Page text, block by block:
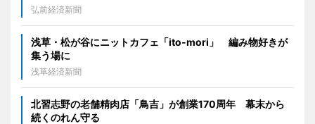
弘前経済新聞
浅草・松が谷にニットカフェ「ito-mori」 編み物好きが
集う場に
浅草経済新聞
北習志野の老舗精肉店「鳥吉」が創業170周年 幕末から
続くのれん守る